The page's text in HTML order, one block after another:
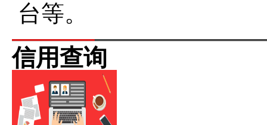
台等。
信用查询